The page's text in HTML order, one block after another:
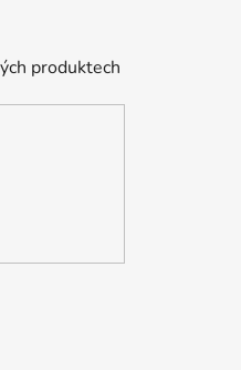
produktech